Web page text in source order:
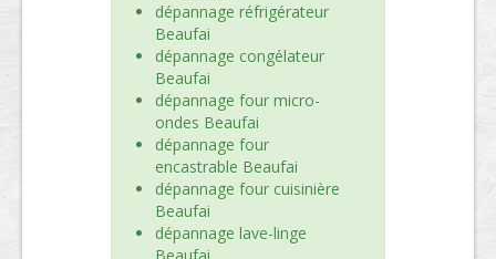
dépannage réfrigérateur
Beaufai
dépannage congélateur
Beaufai
dépannage four micro-
ondes Beaufai
dépannage four
encastrable Beaufai
dépannage four cuisinière
Beaufai
dépannage lave-linge